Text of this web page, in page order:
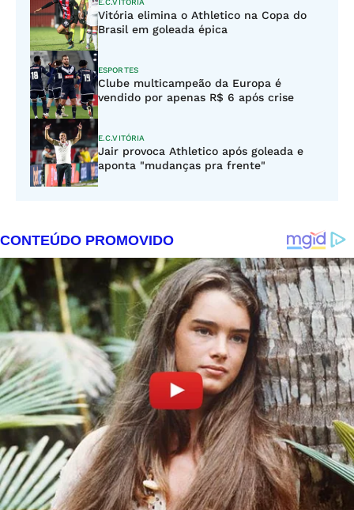
E.C.VITÓRIA
Vitória elimina o Athletico na Copa do
Brasil em goleada épica
ESPORTES
Clube multicampeão da Europa é
vendido por apenas R$ 6 após crise
E.C.VITÓRIA
Jair provoca Athletico após goleada e
aponta "mudanças pra frente"